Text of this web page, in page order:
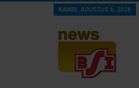
KAMIS, AGUSTUS 6, 2026